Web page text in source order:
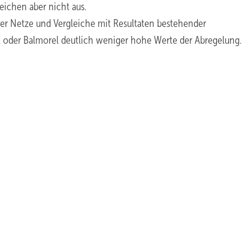
aber nicht aus.
Netze und Vergleiche mit Resultaten bestehender
Balmorel deutlich weniger hohe Werte der Abregelung.